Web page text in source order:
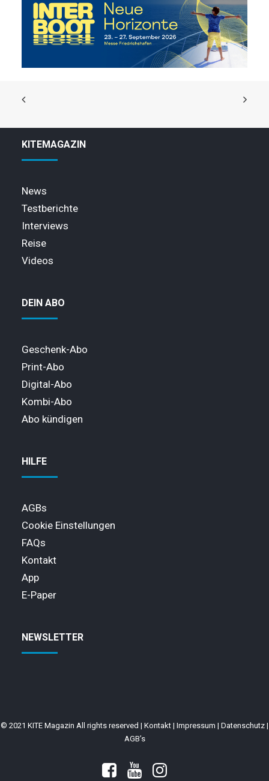
KITEMAGAZIN
News
Testberichte
Interviews
Reise
Videos
DEIN ABO
Geschenk-Abo
Print-Abo
Digital-Abo
Kombi-Abo
Abo kündigen
HILFE
AGBs
Cookie Einstellungen
FAQs
Kontakt
App
E-Paper
NEWSLETTER
© 2021 KITE Magazin All rights reserved | Kontakt | Impressum | Datenschutz |
AGB’s